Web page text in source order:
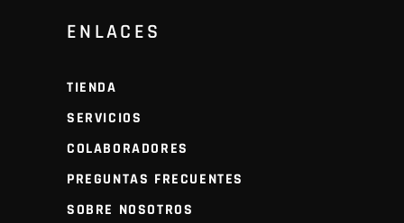
ENLACES
TIENDA
SERVICIOS
COLABORADORES
PREGUNTAS FRECUENTES
SOBRE NOSOTROS